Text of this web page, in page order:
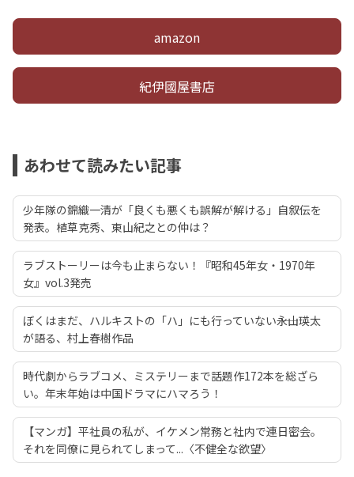
amazon
紀伊國屋書店
あわせて読みたい記事
少年隊の錦織一清が「良くも悪くも誤解が解ける」自叙伝を
発表。植草克秀、東山紀之との仲は？
ラブストーリーは今も止まらない！『昭和45年女・1970年
女』vol.3発売
ぼくはまだ、ハルキストの「ハ」にも行っていない――永山瑛太
が語る、村上春樹作品
時代劇からラブコメ、ミステリーまで話題作172本を総ざら
い。年末年始は中国ドラマにハマろう！
【マンガ】平社員の私が、イケメン常務と社内で連日密会。
それを同僚に見られてしまって...〈不健全な欲望〉